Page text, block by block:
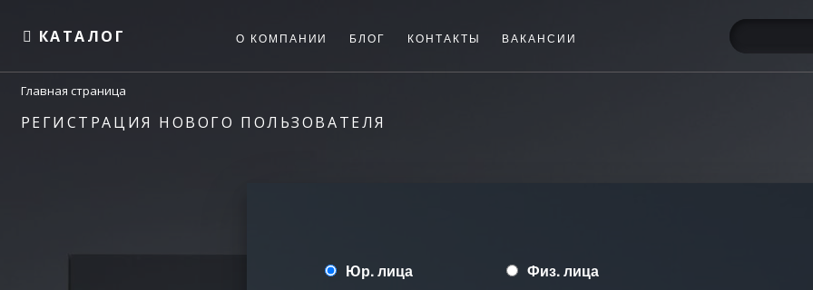
КАТАЛОГ О КОМПАНИИ БЛОГ КОНТАКТЫ ВАКАНСИИ
Главная страница
РЕГИСТРАЦИЯ НОВОГО ПОЛЬЗОВАТЕЛЯ
Юр. лица Физ. лица